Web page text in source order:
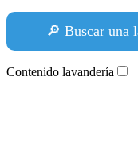
🔎 Buscar una
Contenido lavandería